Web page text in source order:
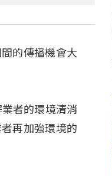
的傳播機會大
者的環境清消
再加強環境的